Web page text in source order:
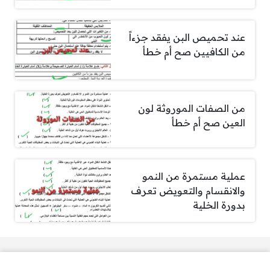
عند تحميص البن يفقد جزءاً
من الكافيين صح أم خطأ
من الصفات الموروثة لون
العين صح أم خطأ
عملية مستمرة من النمو
والانقسام والتعويض تعرف
بدورة الخلية